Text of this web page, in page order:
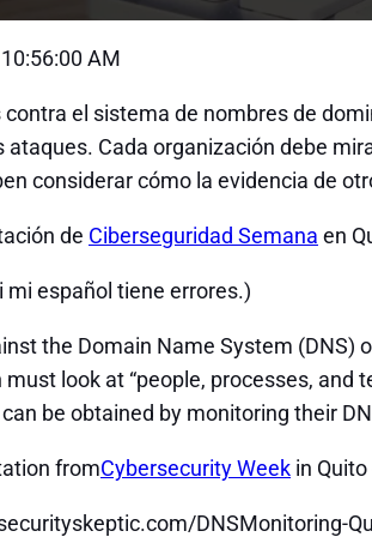
AM
contra el sistema de nombres de
ataques. Cada organización debe
considerar cómo la evidencia de
de Ciberseguridad Semana en
mi español tiene errores.)
the Domain Name System (DNS)
look at “people, processes,
be obtained by monitoring their
fromCybersecurity Week in
DNSMonitoring-